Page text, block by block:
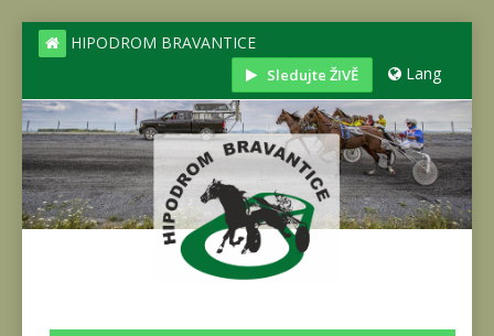
HIPODROM BRAVANTICE
Sledujte ŽIVĚ Lang